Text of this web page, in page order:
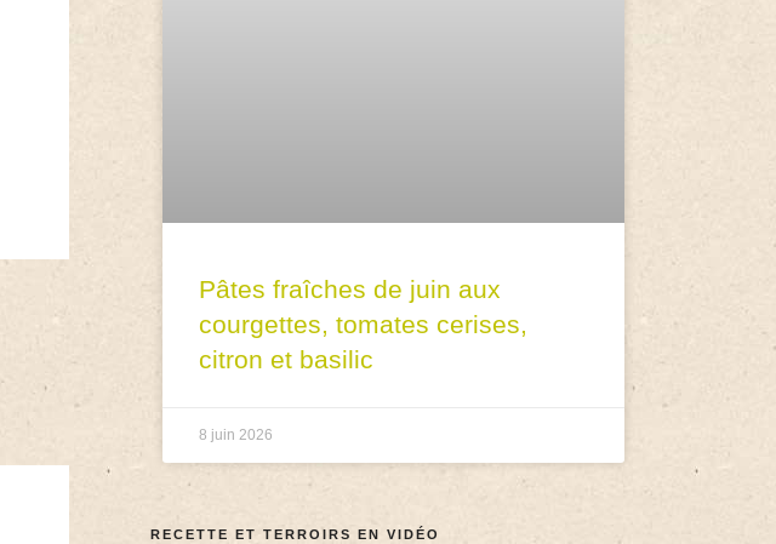
Pâtes fraîches de juin aux
courgettes, tomates cerises,
citron et basilic
8 juin 2026
RECETTE ET TERROIRS EN VIDÉO